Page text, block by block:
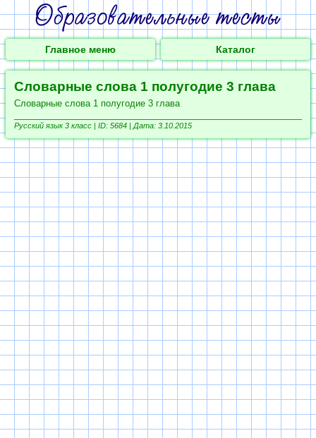
Главное меню Каталог
Словарные слова 1 полугодие 3 глава
Словарные слова 1 полугодие 3 глава
Русский язык 3 класс | ID: 5684 | Дата: 3.10.2015